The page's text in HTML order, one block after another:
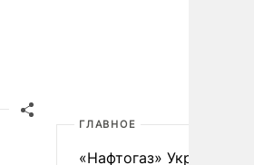
ГЛАВНОЕ
«Нафтогаз» Украины